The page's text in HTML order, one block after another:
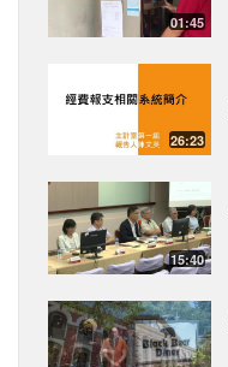
01:45
26:23
15:40